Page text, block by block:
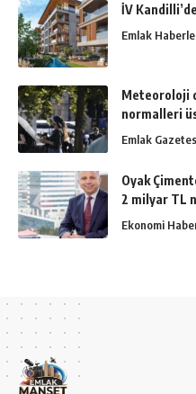
İV
Emlak
Meteoroloji
normalleri
Emlak
Oyak
2 milyar TL
Ekonomi